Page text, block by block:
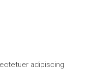
adipiscing